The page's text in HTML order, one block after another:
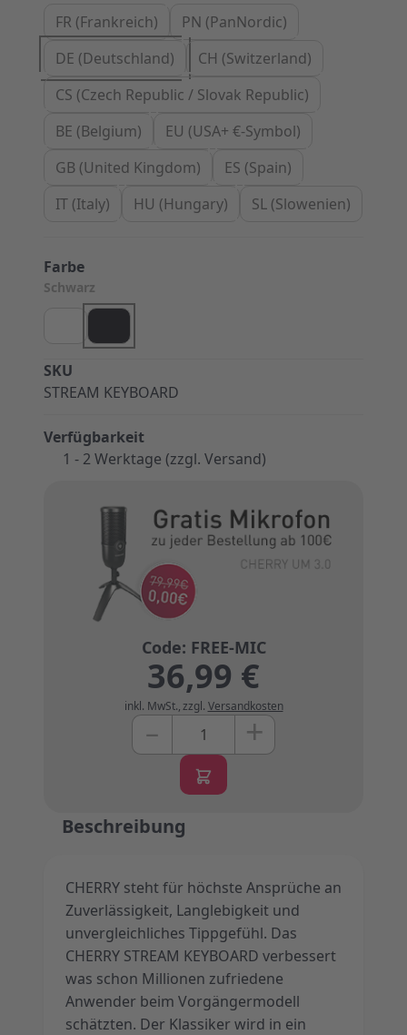
SKU
STREAM KEYBOARD
Verfügbarkeit
1 - 2 Werktage (zzgl. Versand)
FR (Frankreich)
PN (PanNordic)
DE (Deutschland)
CH (Switzerland)
CS (Czech Republic / Slovak Republic)
BE (Belgium)
EU (USA+ €-Symbol)
GB (United Kingdom)
ES (Spain)
IT (Italy)
HU (Hungary) SL (Slowenien)
Farbe
Schwarz
36,99 €
inkl. MwSt.,zzgl. Versandkosten
Menge
– +
Beschreibung
CHERRY steht für höchste Ansprüche an
Zuverlässigkeit, Langlebigkeit und
unvergleichliches Tippgefühl. Das
CHERRY STREAM KEYBOARD verbessert
was schon Millionen zufriedene
Anwender beim Vorgängermodell
schätzten. Der Klassiker wird in ein